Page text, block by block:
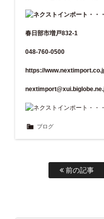
春日部市増戸832-1
048-760-0500
https://
ブログ
前の記事